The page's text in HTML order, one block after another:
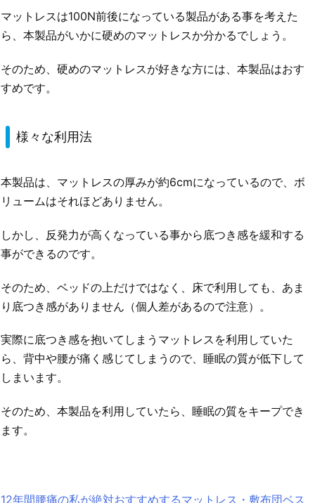
マットレスは100N前後になっている製品がある事を考えた
ら、本製品がいかに硬めのマットレスか分かるでしょう。
そのため、硬めのマットレスが好きな方には、本製品はおす
すめです。
様々な利用法
本製品は、マットレスの厚みが約6cmになっているので、ボ
リュームはそれほどありません。
しかし、反発力が高くなっている事から底つき感を緩和する
事ができるのです。
そのため、ベッドの上だけではなく、床で利用しても、あま
り底つき感がありません（個人差があるので注意）。
実際に底つき感を抱いてしまうマットレスを利用していた
ら、背中や腰が痛く感じてしまうので、睡眠の質が低下して
しまいます。
そのため、本製品を利用していたら、睡眠の質をキープでき
ます。
12年間腰痛の私が絶対おすすめするマットレス・敷布団ベス